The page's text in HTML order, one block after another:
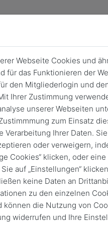
Login
Keine Zugangsdaten?
Webseite Cookies und
für das Funktionieren der
den Mitgliederlogin und
Ihrer Zustimmung
unserer Webseiten
zum Einsatz
Verarbeitung Ihrer Daten.
oder verweigern,
Cookies“ klicken, oder
auf „Einstellungen“
keine Daten an
zu den einzelnen
können die Nutzung von
widerrufen und Ihre